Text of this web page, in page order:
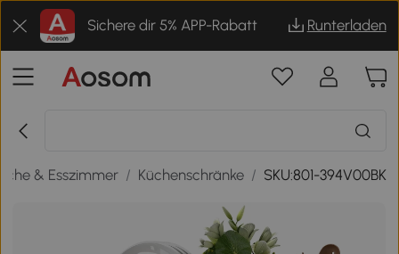
Sichere dir 5% APP-Rabatt Runterladen
& Esszimmer / Küchenschränke / SKU:801-394V00BK